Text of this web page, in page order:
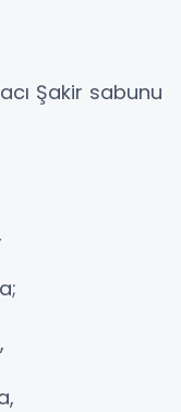
Şakir sabunu